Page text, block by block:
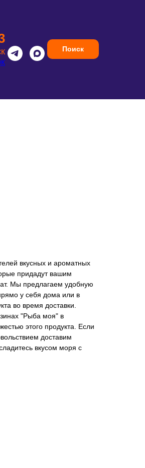
Поиск
вкусных и ароматных
придадут вашим
Мы предлагаем удобную
у себя дома или в
во время доставки.
"Рыба моя" в
этого продукта. Если
доставим
вкусом моря с